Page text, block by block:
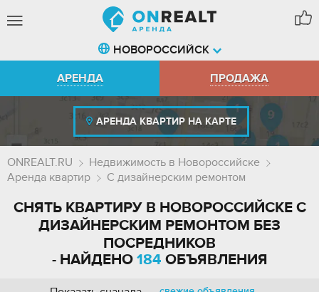
НОВОРОССИЙСК
АРЕНДА
ПРОДАЖА
АРЕНДА КВАРТИР НА КАРТЕ
ONREALT.RU
Недвижимость в Новороссийске
Аренда квартир
С дизайнерским ремонтом
СНЯТЬ КВАРТИРУ В НОВОРОССИЙСКЕ С
ДИЗАЙНЕРСКИМ РЕМОНТОМ БЕЗ
ПОСРЕДНИКОВ
- НАЙДЕНО 184 ОБЪЯВЛЕНИЯ